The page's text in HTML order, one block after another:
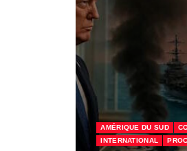
AMÉRIQUE DU SUD
INTERNATIONAL